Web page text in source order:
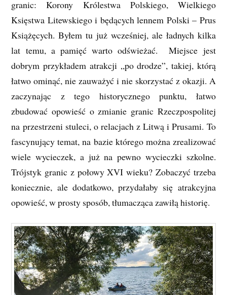
granic: Korony Królestwa Polskiego, Wielkiego
Księstwa Litewskiego i będących lennem Polski – Prus
Książęcych. Byłem tu już wcześniej, ale ładnych kilka
lat temu, a pamięć warto odświeżać. Miejsce jest
dobrym przykładem atrakcji „po drodze”, takiej, którą
łatwo ominąć, nie zauważyć i nie skorzystać z okazji. A
zaczynając z tego historycznego punktu, łatwo
zbudować opowieść o zmianie granic Rzeczpospolitej
na przestrzeni stuleci, o relacjach z Litwą i Prusami. To
fascynujący temat, na bazie którego można zrealizować
wiele wycieczek, a już na pewno wycieczki szkolne.
Trójstyk granic z połowy XVI wieku? Zobaczyć trzeba
koniecznie, ale dodatkowo, przydałaby się atrakcyjna
opowieść, w prosty sposób, tłumacząca zawiłą historię.